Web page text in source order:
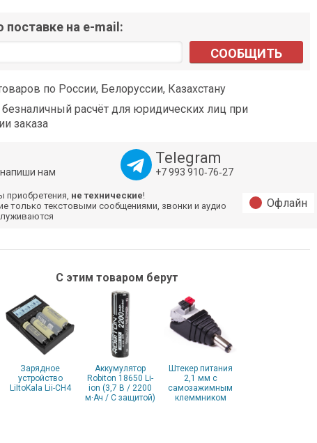
на e-mail:
СООБЩИТЬ
по России, Белоруссии, Казахстану
расчёт для юридических лиц при
заказа
нам
Telegram
+7 993 910‑76‑27
приобретения, не технические!
только текстовыми сообщениями, звонки и аудио
Офлайн
С этим товаром берут
Зарядное
устройство
LiItoKala Lii-CH4
Аккумулятор
Robiton 18650 Li-
ion (3,7 В / 2200
м·Ач / С защитой)
Штекер питания
2,1 мм с
самозажимным
клеммником